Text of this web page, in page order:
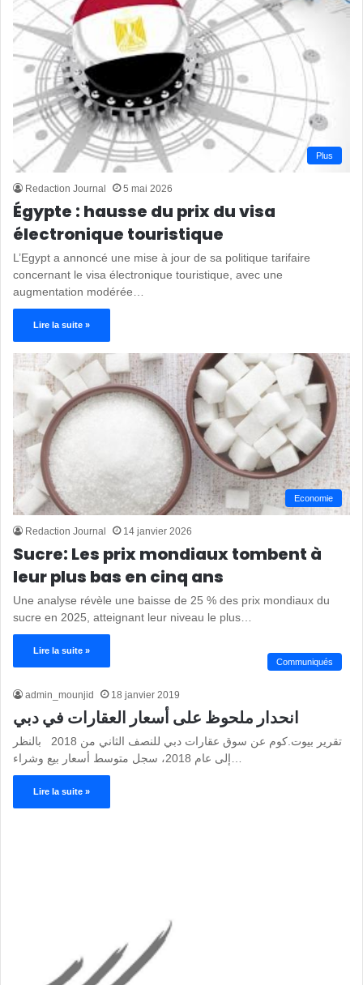
Plus
Redaction Journal 5 mai 2026
Égypte : hausse du prix du visa
électronique touristique
L’Egypt a annoncé une mise à jour de sa politique tarifaire
concernant le visa électronique touristique, avec une
augmentation modérée…
Lire la suite »
Economie
Redaction Journal 14 janvier 2026
Sucre: Les prix mondiaux tombent à
leur plus bas en cinq ans
Une analyse révèle une baisse de 25 % des prix mondiaux du
sucre en 2025, atteignant leur niveau le plus…
Lire la suite »
Communiqués
admin_mounjid 18 janvier 2019
انحدار ملحوظ على أسعار العقارات في دبي
تقرير بيوت.كوم عن سوق عقارات دبي للنصف الثاني من 2018 بالنظر
Lire la suite »